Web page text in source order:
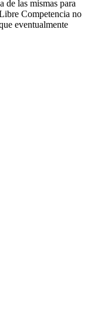
las mismas para
Competencia no
eventualmente